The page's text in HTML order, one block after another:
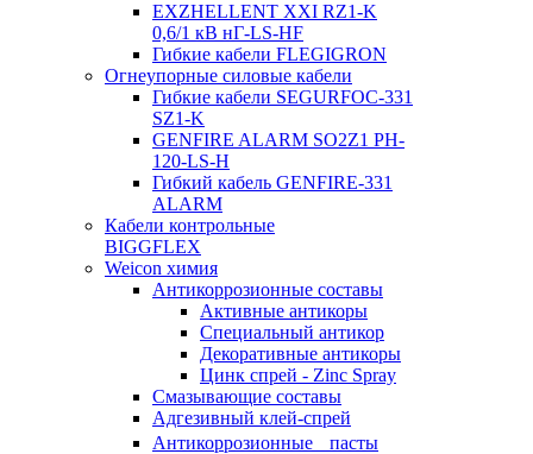
EXZHELLENT XXI RZ1-K
0,6/1 кВ нГ-LS-HF
Гибкие кабели FLEGIGRON
Огнеупорные силовые кабели
Гибкие кабели SEGURFOC-331
SZ1-K
GENFIRE ALARM SO2Z1 PH-
120-LS-H
Гибкий кабель GENFIRE-331
ALARM
Кабели контрольные
BIGGFLEX
Weicon химия
Антикоррозионные составы
Активные антикоры
Специальный антикор
Декоративные антикоры
Цинк спрей - Zinc Spray
Смазывающие составы
Адгезивный клей-спрей
Антикоррозионные пасты